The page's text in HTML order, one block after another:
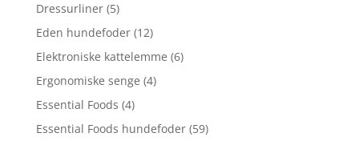
Dressurliner (5)
Eden hundefoder (12)
Elektroniske kattelemme (6)
Ergonomiske senge (4)
Essential Foods (4)
Essential Foods hundefoder (59)